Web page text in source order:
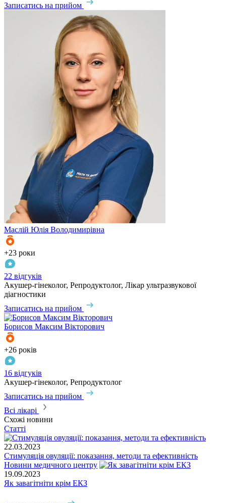
Записатись на прийом
Маслій Юлія Володимирівна
+23 роки
22 відгуків
Акушер-гінеколог, Репродуктолог, Лікар ультразвукової
діагностики
Записатись на прийом
Борисов Максим Вікторович
+26 років
16 відгуків
Акушер-гінеколог, Репродуктолог
Записатись на прийом
Всі лікарі
Схожі новини
Статті
22.03.2023
Стимуляція овуляції: показання, методи та ефективність
Новини медичного центру
19.09.2023
Як завагітніти крім ЕКЗ